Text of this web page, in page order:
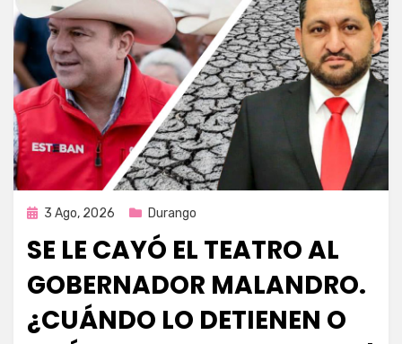
Publicada
3 Ago, 2026 Durango
SE LE CAYÓ EL TEATRO AL
GOBERNADOR MALANDRO.
¿CUÁNDO LO DETIENEN O